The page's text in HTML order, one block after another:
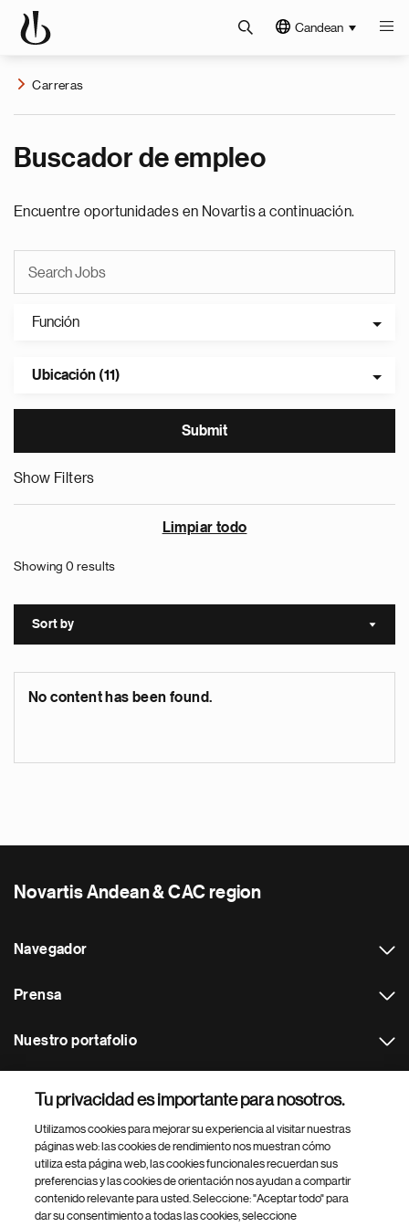
Candean
Carreras
Buscador de empleo
Encuentre oportunidades en Novartis a continuación.
Función
Ubicación (11)
Show Filters
Limpiar todo
Showing 0 results
Sort by Sort
No content has been found.
Novartis Andean & CAC region
Navegador
Prensa
Nuestro portafolio
Footer Site Search
Tu privacidad es importante para nosotros.
Utilizamos cookies para mejorar su experiencia al visitar nuestras
páginas web: las cookies de rendimiento nos muestran cómo
utiliza esta página web, las cookies funcionales recuerdan sus
preferencias y las cookies de orientación nos ayudan a compartir
contenido relevante para usted. Seleccione: "Aceptar todo" para
dar su consentimiento a todas las cookies, seleccione